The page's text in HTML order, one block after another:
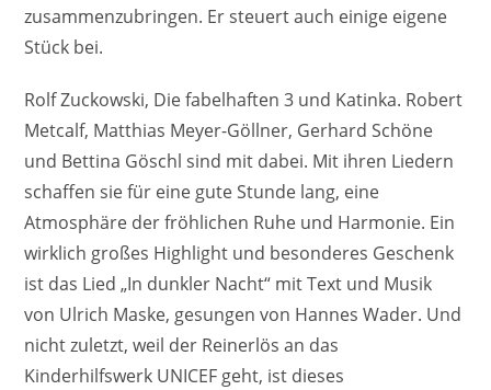
zusammenzubringen. Er steuert auch einige eigene
Stück bei.
Rolf Zuckowski, Die fabelhaften 3 und Katinka. Robert
Metcalf, Matthias Meyer-Göllner, Gerhard Schöne
und Bettina Göschl sind mit dabei. Mit ihren Liedern
schaffen sie für eine gute Stunde lang, eine
Atmosphäre der fröhlichen Ruhe und Harmonie. Ein
wirklich großes Highlight und besonderes Geschenk
ist das Lied „In dunkler Nacht“ mit Text und Musik
von Ulrich Maske, gesungen von Hannes Wader. Und
nicht zuletzt, weil der Reinerlös an das
Kinderhilfswerk UNICEF geht, ist dieses